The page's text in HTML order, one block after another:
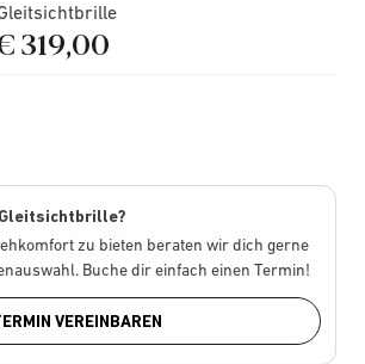
319,00
zu bieten beraten wir dich gerne
Buche dir einfach einen Termin!
VEREINBAREN